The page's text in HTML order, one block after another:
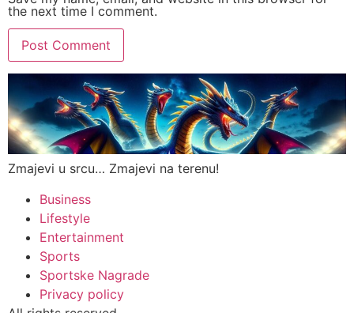
the next time I comment.
Zmajevi u srcu… Zmajevi na terenu!
Business
Lifestyle
Entertainment
Sports
Sportske Nagrade
Privacy policy